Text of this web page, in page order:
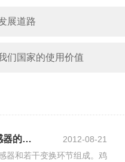
展道路
们国家的使用价值
鸡粪烘干机检测系统传感器的基本要求
2012-08-21
器和若干变换环节组成。鸡